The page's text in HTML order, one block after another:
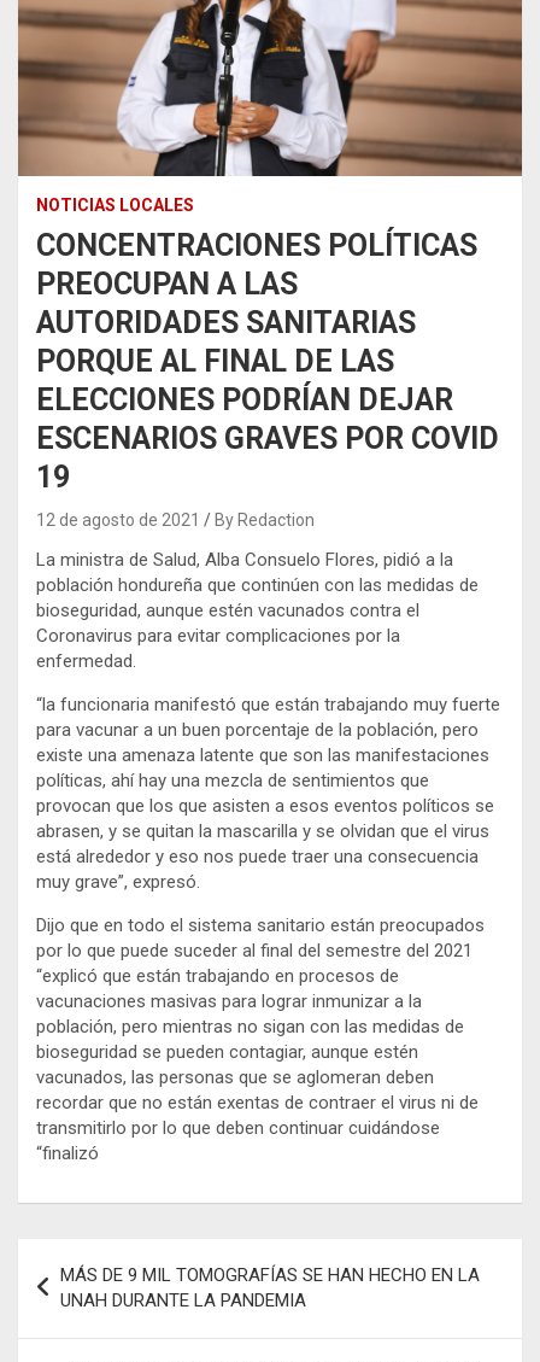
NOTICIAS LOCALES
CONCENTRACIONES POLÍTICAS
PREOCUPAN A LAS
AUTORIDADES SANITARIAS
PORQUE AL FINAL DE LAS
ELECCIONES PODRÍAN DEJAR
ESCENARIOS GRAVES POR COVID
19
12 de agosto de 2021 By Redaction
La ministra de Salud, Alba Consuelo Flores, pidió a la
población hondureña que continúen con las medidas de
bioseguridad, aunque estén vacunados contra el
Coronavirus para evitar complicaciones por la
enfermedad.
“la funcionaria manifestó que están trabajando muy fuerte
para vacunar a un buen porcentaje de la población, pero
existe una amenaza latente que son las manifestaciones
políticas, ahí hay una mezcla de sentimientos que
provocan que los que asisten a esos eventos políticos se
abrasen, y se quitan la mascarilla y se olvidan que el virus
está alrededor y eso nos puede traer una consecuencia
muy grave”, expresó.
Dijo que en todo el sistema sanitario están preocupados
por lo que puede suceder al final del semestre del 2021
“explicó que están trabajando en procesos de
vacunaciones masivas para lograr inmunizar a la
población, pero mientras no sigan con las medidas de
bioseguridad se pueden contagiar, aunque estén
vacunados, las personas que se aglomeran deben
recordar que no están exentas de contraer el virus ni de
transmitirlo por lo que deben continuar cuidándose
“finalizó
Navegación
de
entradas
MÁS DE 9 MIL TOMOGRAFÍAS SE HAN HECHO EN LA
UNAH DURANTE LA PANDEMIA